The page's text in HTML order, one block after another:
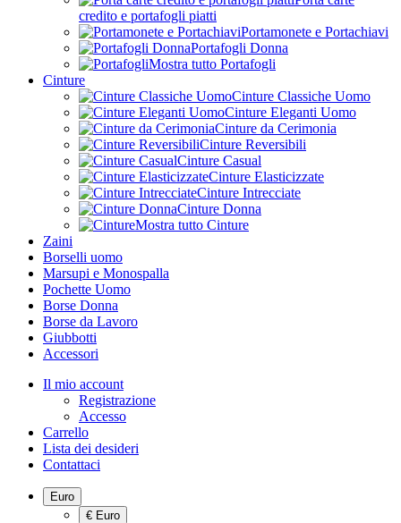
credito e portafogli piatti
Portamonete e Portachiavi
Portafogli Donna
Mostra tutto Portafogli
Cinture
Cinture Classiche Uomo
Cinture Eleganti Uomo
Cinture da Cerimonia
Cinture Reversibili
Cinture Casual
Cinture Elasticizzate
Cinture Intrecciate
Cinture Donna
Mostra tutto Cinture
Zaini
Borselli uomo
Marsupi e Monospalla
Pochette Uomo
Borse Donna
Borse da Lavoro
Giubbotti
Accessori
Il mio account
Registrazione
Accesso
Carrello
Lista dei desideri
Contattaci
Euro
€ Euro